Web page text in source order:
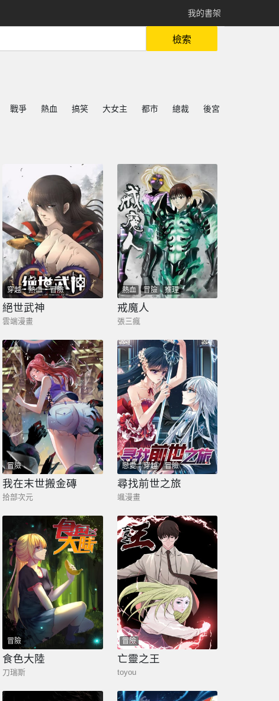
我的書架
檢索
戰爭 熱血 搞笑 大女主 都市 總裁
後宮
穿越 熱血 冒險
絕世武神
雲端漫畫
熱血 冒險 推理
戒魔人
張三瘋
冒險
我在末世搬金磚
拾部次元
戀愛 穿越 冒險
尋找前世之旅
颯漫畫
冒險
食色大陸
刀瑞斯
冒險
亡靈之王
toyou